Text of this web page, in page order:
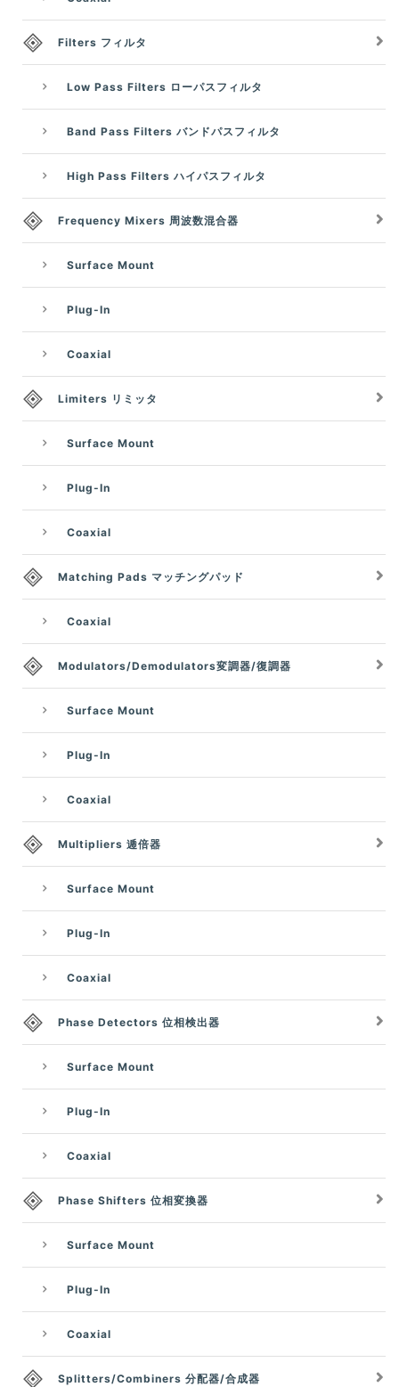
Filters フィルタ
Low Pass Filters ローパスフィルタ
Band Pass Filters バンドパスフィルタ
High Pass Filters ハイパスフィルタ
Frequency Mixers 周波数混合器
Surface Mount
Plug-In
Coaxial
Limiters リミッタ
Surface Mount
Plug-In
Coaxial
Matching Pads マッチングパッド
Coaxial
Modulators/Demodulators変調器/復調器
Surface Mount
Plug-In
Coaxial
Multipliers 逓倍器
Surface Mount
Plug-In
Coaxial
Phase Detectors 位相検出器
Surface Mount
Plug-In
Coaxial
Phase Shifters 位相変換器
Surface Mount
Plug-In
Coaxial
Splitters/Combiners 分配器/合成器